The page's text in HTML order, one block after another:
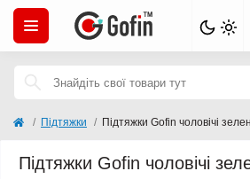
Підтяжки Підтяжки Gofin чоловічі
Підтяжки Gofin чоловічі